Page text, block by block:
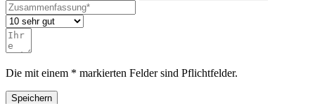
Die mit einem * markierten Felder sind Pflichtfelder.
Speichern